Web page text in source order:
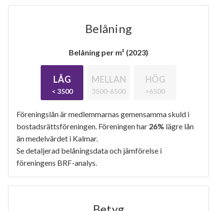
Belåning
Belåning per m² (2023)
LÅG
< 3500
MELLAN
3500-6500
HÖG
>6500
Föreningslån är medlemmarnas gemensamma skuld i
bostadsrättsföreningen. Föreningen har 26% lägre lån
än medelvärdet i Kalmar.
Se detaljerad belåningsdata och jämförelse i
föreningens BRF-analys.